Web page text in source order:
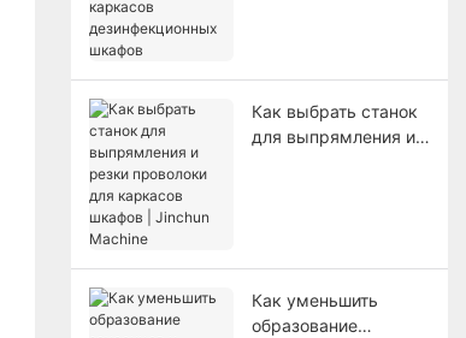
Как выбрать станок
для выпрямления и
Как уменьшить
образование